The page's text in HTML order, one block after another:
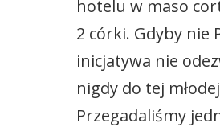
hotelu w maso
2 córki. Gdyby nie
inicjatywa nie
nigdy do tej
Przegadaliśmy